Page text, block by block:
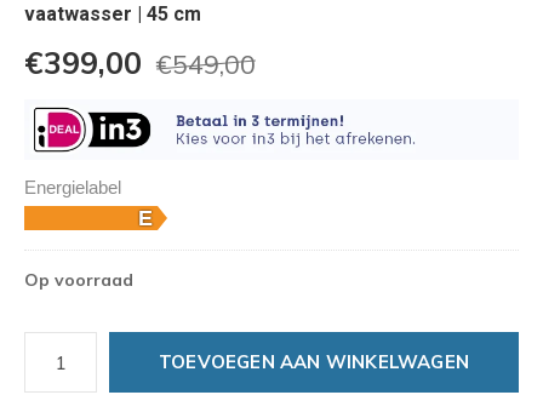
vaatwasser | 45 cm
€399,00 €549,00
Energielabel
Op voorraad
TOEVOEGEN AAN WINKELWAGEN